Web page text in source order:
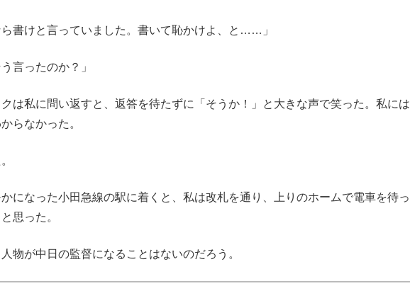
ら書けと言っていました。書いて恥かけよ、と……」
言ったのか？」
は私に問い返すと、返答を待たずに「そうか！」と大きな声で笑った。私には
らなかった。
になった小田急線の駅に着くと、私は改札を通り、上りのホームで電車を待っ
思った。
物が中日の監督になることはないのだろう。